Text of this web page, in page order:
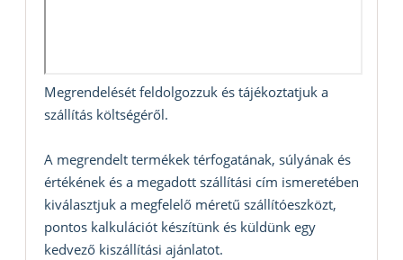
Megrendelését feldolgozzuk és tájékoztatjuk a
szállítás költségéről.
A megrendelt termékek térfogatának, súlyának és
értékének és a megadott szállítási cím ismeretében
kiválasztjuk a megfelelő méretű szállítóeszközt,
pontos kalkulációt készítünk és küldünk egy
kedvező kiszállítási ajánlatot.